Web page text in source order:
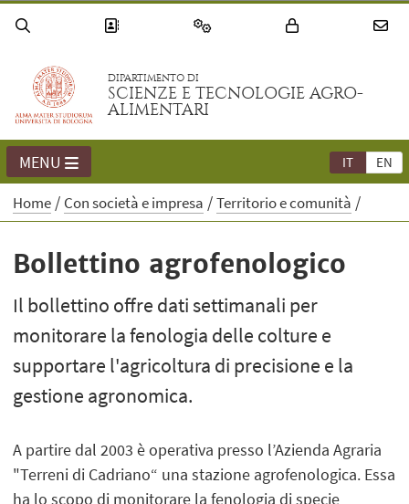
DIPARTIMENTO DI
SCIENZE E TECNOLOGIE AGRO-
ALIMENTARI
IT EN
MENU
Home Con società e impresa Territorio e comunità
Bollettino agrofenologico
Il bollettino offre dati settimanali per
monitorare la fenologia delle colture e
supportare l'agricoltura di precisione e la
gestione agronomica.
A partire dal 2003 è operativa presso l’Azienda Agraria
"Terreni di Cadriano“ una stazione agrofenologica. Essa
ha lo scopo di monitorare la fenologia di specie